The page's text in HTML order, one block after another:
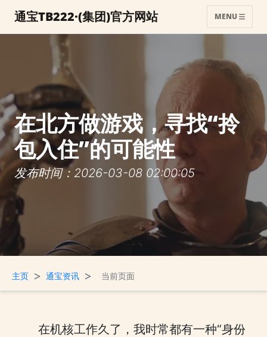
通宝TB222·(集团)官方网站 MENU
在北方做游戏，寻找“拎
包入住”的可能性
发布时间：2026-03-08 02:00:05
主页 > 通宝资讯 > 当前页面
在机核工作久了，我时常都有一种“身份